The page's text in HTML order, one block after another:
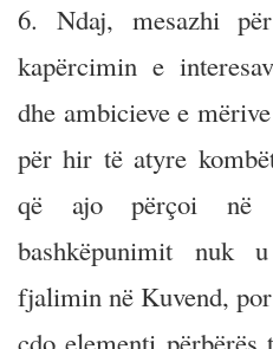
6. Ndaj, mesazhi
kapërcimin e
dhe ambicieve e
për hir të atyre
që ajo përçoi në
bashkëpunimit nuk
fjalimin në Kuvend,
çdo elementi përbërës